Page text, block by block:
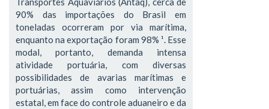
90% das importações do Brasil em
toneladas ocorreram por via marítima,
enquanto na exportação foram 98% ¹. Esse
modal, portanto, demanda intensa
atividade portuária, com diversas
possibilidades de avarias marítimas e
portuárias, assim como intervenção
estatal, em face do controle aduaneiro e da